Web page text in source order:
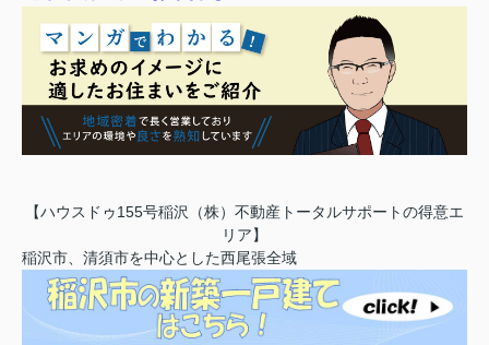
【ハウスドゥ155号稲沢（株）不動産トータルサポートの得意エ
リア】
稲沢市、清須市を中心とした西尾張全域